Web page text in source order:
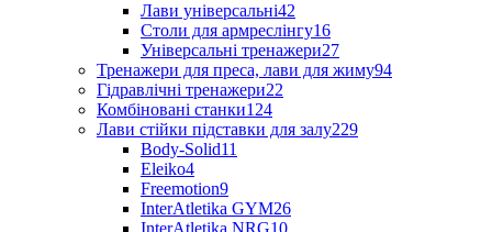
Лави універсальні42
Столи для армреслінгу16
Універсальні тренажери27
Тренажери для преса, лави для жиму94
Гідравлічні тренажери22
Комбіновані станки124
Лави стійки підставки для залу229
Body-Solid11
Eleiko4
Freemotion9
InterAtletika GYM26
InterAtletika NRG10